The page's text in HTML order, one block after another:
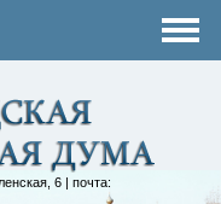
6 | почта: